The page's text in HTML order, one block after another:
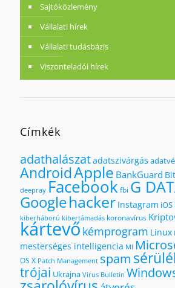
Sajtóközlemény
Vállalati hírek
Vállalati tudásbázis
Viszonteladói hírek
Címkék
adathalászatadatszivárgás
AndroidApple BankGuard
deepray Facebookfbi G
Googlehacker Instagram iOS
kiberháború kibertámadás koronavírus
kártevő kémprogram Linux
mesterséges intelligencia MI
OS X Patch Management spam
trójai Ukrajna Virus Bulletin